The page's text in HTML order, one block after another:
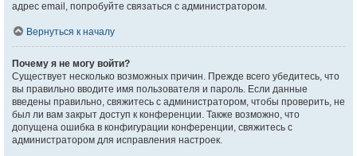
адрес email, попробуйте связаться с администратором.
Вернуться к началу
Почему я не могу войти?
Существует несколько возможных причин. Прежде всего убедитесь, что
вы правильно вводите имя пользователя и пароль. Если данные
введены правильно, свяжитесь с администратором, чтобы проверить, не
был ли вам закрыт доступ к конференции. Также возможно, что
допущена ошибка в конфигурации конференции, свяжитесь с
администратором для исправления настроек.